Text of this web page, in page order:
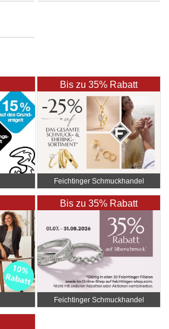
Bis zu 35% Rabatt
Feichtinger Schmuckhandel
Zentrale
Bis zu 35% Rabatt
Feichtinger Schmuckhandel
Zentrale